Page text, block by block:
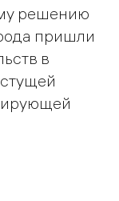
решению
пришли
в